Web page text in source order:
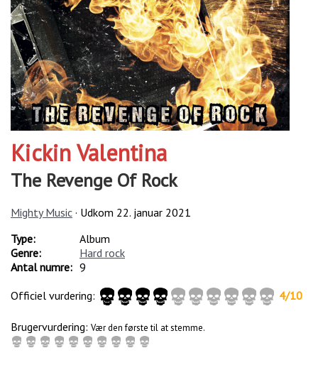
Kickin Valentina
The Revenge Of Rock
Mighty Music · Udkom 22. januar 2021
Type:
Album
Genre:
Hard rock
Antal numre: 9
Officiel vurdering:
4/10
Brugervurdering: Vær den første til at stemme.